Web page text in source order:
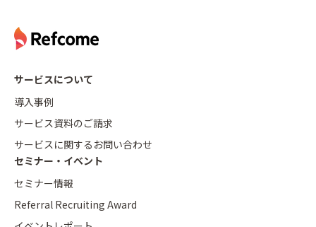
サービスについて
導入事例
サービス資料のご請求
サービスに関するお問い合わせ
セミナー・イベント
セミナー情報
Referral Recruiting Award